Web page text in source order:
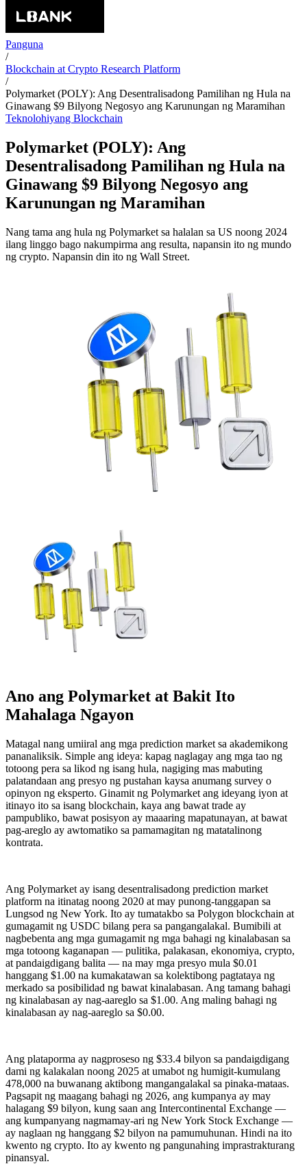
Panguna
/
Blockchain at Crypto Research Platform
/
Polymarket (POLY): Ang Desentralisadong Pamilihan ng Hula na
Ginawang $9 Bilyong Negosyo ang Karunungan ng Maramihan
Teknolohiyang Blockchain
Polymarket (POLY): Ang
Desentralisadong Pamilihan ng Hula na
Ginawang $9 Bilyong Negosyo ang
Karunungan ng Maramihan
Nang tama ang hula ng Polymarket sa halalan sa US noong 2024
ilang linggo bago nakumpirma ang resulta, napansin ito ng mundo
ng crypto. Napansin din ito ng Wall Street.
Ano ang Polymarket at Bakit Ito
Mahalaga Ngayon
Matagal nang umiiral ang mga prediction market sa akademikong
pananaliksik. Simple ang ideya: kapag naglagay ang mga tao ng
totoong pera sa likod ng isang hula, nagiging mas mabuting
palatandaan ang presyo ng pustahan kaysa anumang survey o
opinyon ng eksperto. Ginamit ng Polymarket ang ideyang iyon at
itinayo ito sa isang blockchain, kaya ang bawat trade ay
pampubliko, bawat posisyon ay maaaring mapatunayan, at bawat
pag-areglo ay awtomatiko sa pamamagitan ng matatalinong
kontrata.
Ang Polymarket ay isang desentralisadong prediction market
platform na itinatag noong 2020 at may punong-tanggapan sa
Lungsod ng New York. Ito ay tumatakbo sa Polygon blockchain at
gumagamit ng USDC bilang pera sa pangangalakal. Bumibili at
nagbebenta ang mga gumagamit ng mga bahagi ng kinalabasan sa
mga totoong kaganapan — pulitika, palakasan, ekonomiya, crypto,
at pandaigdigang balita — na may mga presyo mula $0.01
hanggang $1.00 na kumakatawan sa kolektibong pagtataya ng
merkado sa posibilidad ng bawat kinalabasan. Ang tamang bahagi
ng kinalabasan ay nag-aareglo sa $1.00. Ang maling bahagi ng
kinalabasan ay nag-aareglo sa $0.00.
Ang plataporma ay nagproseso ng $33.4 bilyon sa pandaigdigang
dami ng kalakalan noong 2025 at umabot ng humigit-kumulang
478,000 na buwanang aktibong mangangalakal sa pinaka-mataas.
Pagsapit ng maagang bahagi ng 2026, ang kumpanya ay may
halagang $9 bilyon, kung saan ang Intercontinental Exchange —
ang kumpanyang nagmamay-ari ng New York Stock Exchange —
ay naglaan ng hanggang $2 bilyon na pamumuhunan. Hindi na ito
kwento ng crypto. Ito ay kwento ng pangunahing imprastrakturang
pinansyal.